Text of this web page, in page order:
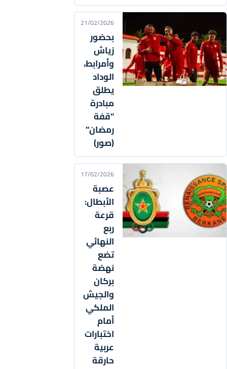
21/02/2026
بحضور
زياش
وأمرابط،
الوداد
يطلق
مبادرة
"قفة
رمضان"
(صور)
17/02/2026
عصبة
الأبطال:
قرعة
ربع
النهائي
تضع
نهضة
بركان
والجيش
الملكي
أمام
اختبارات
عربية
حارقة